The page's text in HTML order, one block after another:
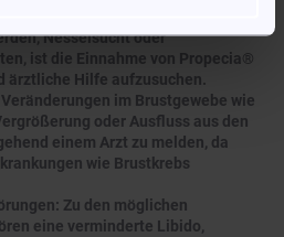
Nesselsucht oder
ist die Einnahme von Propecia®
ärztliche Hilfe aufzusuchen.
im Brustgewebe wie
oder Ausfluss aus den
einem Arzt zu melden, da
wie Brustkrebs
Zu den möglichen
eine verminderte Libido,